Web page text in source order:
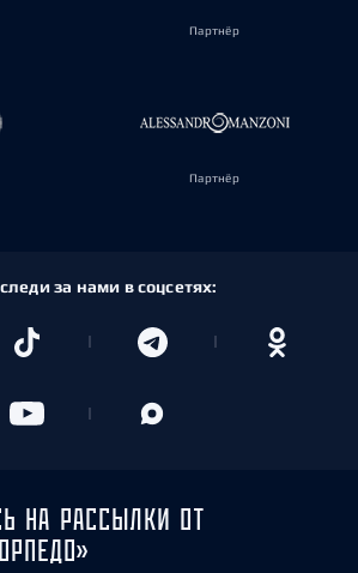
Партнёр
Партнёр
за нами в соцсетях:
НА РАССЫЛКИ ОТ